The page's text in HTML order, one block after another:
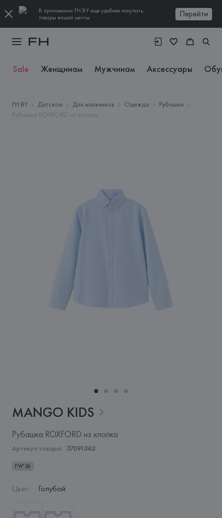
В приложении FH.BY еще удобнее покупать
товары вашей мечты
Перейти
Sale Женщинам Мужчинам Аксессуары
FH.BY Детское Для мальчиков Одежда
Рубашки
Рубашка ROXFORD из хлопка
MANGO KIDS
Рубашка ROXFORD из хлопка
Артикул товара: 37091362
FW'26
Цвет: Голубой